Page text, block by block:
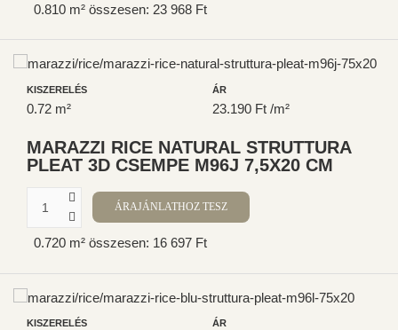
0.810 m² összesen: 23 968 Ft
KISZERELÉS
0.72 m²
ÁR
23.190 Ft /m²
MARAZZI RICE NATURAL STRUTTURA
PLEAT 3D CSEMPE M96J 7,5X20 CM
0.720 m² összesen: 16 697 Ft
KISZERELÉS ÁR